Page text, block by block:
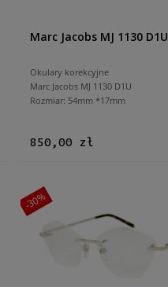
Marc Jacobs MJ 1130 D1U
Okulary korekcyjne
Marc Jacobs MJ 1130 D1U
Rozmiar: 54mm *17mm
850,00 zł
-30%